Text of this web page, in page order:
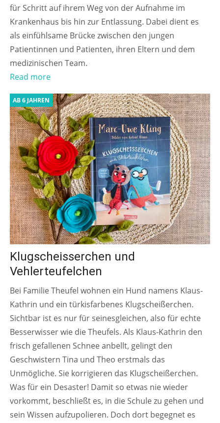
für Schritt auf ihrem Weg von der Aufnahme im
Krankenhaus bis hin zur Entlassung. Dabei dient es
als einfühlsame Brücke zwischen den jungen
Patientinnen und Patienten, ihren Eltern und dem
medizinischen Team.
Read more
AB 6 JAHREN
Klugscheisserchen und
Vehlerteufelchen
Bei Familie Theufel wohnen ein Hund namens Klaus-
Kathrin und ein türkisfarbenes Klugscheißerchen.
Sichtbar ist es nur für seinesgleichen, also für echte
Besserwisser wie die Theufels. Als Klaus-Kathrin den
frisch gefallenen Schnee anbellt, gelingt den
Geschwistern Tina und Theo erstmals das
Unmögliche. Sie korrigieren das Klugscheißerchen.
Was für ein Desaster! Damit so etwas nie wieder
vorkommt, beschließt es, in die Schule zu gehen und
sein Wissen aufzupolieren. Doch dort begegnet es